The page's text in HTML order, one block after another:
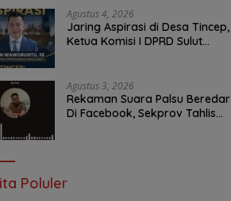
Depan Aspirasi Warga
Agustus 4, 2026
Jaring Aspirasi di Desa Tincep,
Ketua Komisi I DPRD Sulut
Agustus 3, 2026
Rekaman Suara Palsu Beredar
Di Facebook, Sekprov Tahlis
Poluler